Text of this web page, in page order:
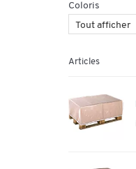
Coloris
Articles